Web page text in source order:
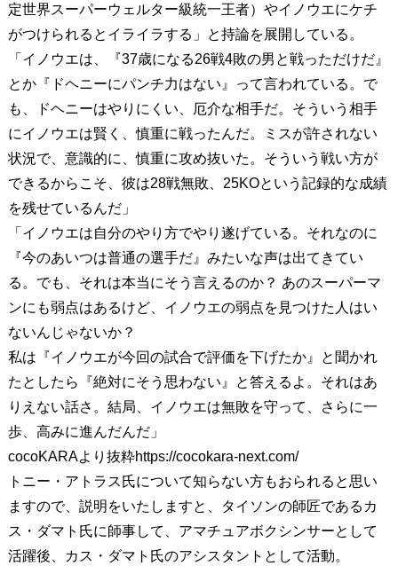
定世界スーパーウェルター級統一王者）やイノウエにケチ
がつけられるとイライラする」と持論を展開している。
「イノウエは、『37歳になる26戦4敗の男と戦っただけだ』
とか『ドヘニーにパンチ力はない』って言われている。で
も、ドヘニーはやりにくい、厄介な相手だ。そういう相手
にイノウエは賢く、慎重に戦ったんだ。ミスが許されない
状況で、意識的に、慎重に攻め抜いた。そういう戦い方が
できるからこそ、彼は28戦無敗、25KOという記録的な成績
を残せているんだ」
「イノウエは自分のやり方でやり遂げている。それなのに
『今のあいつは普通の選手だ』みたいな声は出てきてい
る。でも、それは本当にそう言えるのか？ あのスーパーマ
ンにも弱点はあるけど、イノウエの弱点を見つけた人はい
ないんじゃないか？
私は『イノウエが今回の試合で評価を下げたか』と聞かれ
たとしたら『絶対にそう思わない』と答えるよ。それはあ
りえない話さ。結局、イノウエは無敗を守って、さらに一
歩、高みに進んだんだ」
cocoKARAより抜粋https://cocokara-next.com/
トニー・アトラス氏について知らない方もおられると思い
ますので、説明をいたしますと、タイソンの師匠であるカ
ス・ダマト氏に師事して、アマチュアボクシンサーとして
活躍後、カス・ダマト氏のアシスタントとして活動。